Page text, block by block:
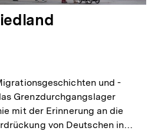
und -
Grenzdurchgangslager
mit der Erinnerung an die
von Deutschen in…